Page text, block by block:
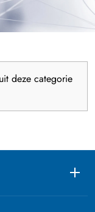
deze categorie